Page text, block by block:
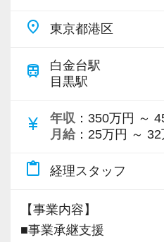
place 東京都港区
train
白金台駅
目黒駅
currency_yen 年収 ：350万円 ～
月給 ：25万円 ～
content_paste 経理スタッフ
【事業内容】
■事業承継支援